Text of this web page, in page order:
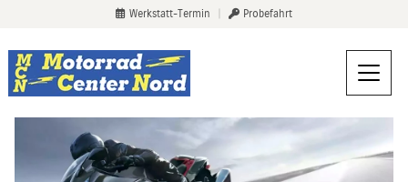
Werkstatt-Termin Probefahrt